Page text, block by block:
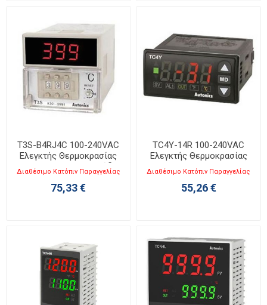
T3S-B4RJ4C 100-240VAC
Ελεγκτής Θερμοκρασίας
Input:J, 48x48mm, 8 πόδια
Διαθέσιμο Κατόπιν Παραγγελίας
75,33 €
TC4Y-14R 100-240VAC
Ελεγκτής Θερμοκρασίας
72x36mm
Διαθέσιμο Κατόπιν Παραγγελίας
55,26 €